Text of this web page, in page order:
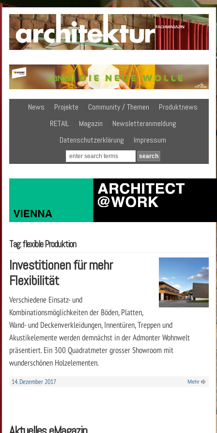
News Projekte Community / Themen
Produktnews
RETAIL
Magazin
Newsletteranmeldung
Datenschutzerklärung
Impressum
Tag: flexible Produktion
Investitionen für mehr
Flexibilität
Verschiedene Einsatz- und
Kombinationsmöglichkeiten der Böden, Platten,
Wand- und Deckenverkleidungen, Innentüren, Treppen und
Akustikelemente werden demnächst in der Admonter Wohnwelt
präsentiert. Ein 300 Quadratmeter grosser Showroom mit
wunderschönen Holzelementen.
14. Dezember 2017 Mehr